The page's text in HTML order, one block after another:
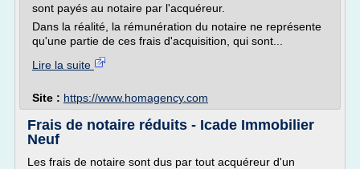
sont payés au notaire par l'acquéreur.
Dans la réalité, la rémunération du notaire ne représente
qu'une partie de ces frais d'acquisition, qui sont...
Lire la suite
Site : https://www.homagency.com
Frais de notaire réduits - Icade Immobilier
Neuf
Les frais de notaire sont dus par tout acquéreur d'un